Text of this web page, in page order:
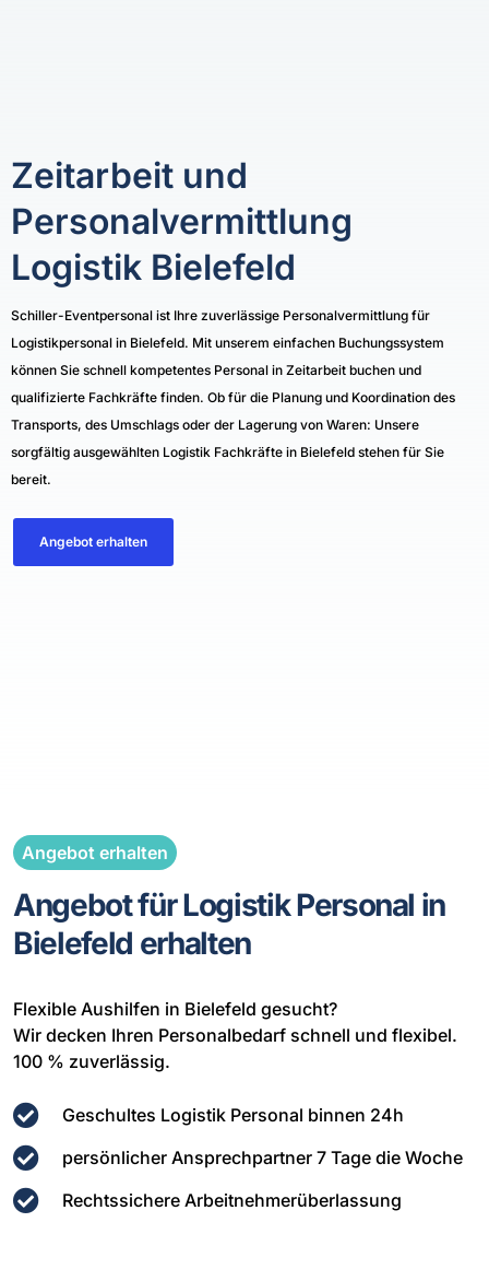
Zeitarbeit und
Personalvermittlung
Logistik Bielefeld
Schiller-Eventpersonal ist Ihre zuverlässige Personalvermittlung für
Logistikpersonal in Bielefeld. Mit unserem einfachen Buchungssystem
können Sie schnell kompetentes Personal in Zeitarbeit buchen und
qualifizierte Fachkräfte finden. Ob für die Planung und Koordination des
Transports, des Umschlags oder der Lagerung von Waren: Unsere
sorgfältig ausgewählten Logistik Fachkräfte in Bielefeld stehen für Sie
bereit.
Angebot erhalten
Angebot erhalten
Angebot für Logistik Personal in
Bielefeld erhalten
Flexible Aushilfen in Bielefeld gesucht?
Wir decken Ihren Personalbedarf schnell und flexibel.
100 % zuverlässig.
Geschultes Logistik Personal binnen 24h
persönlicher Ansprechpartner 7 Tage die Woche
Rechtssichere Arbeitnehmerüberlassung